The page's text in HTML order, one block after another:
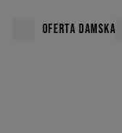
OFERTA DAMSKA